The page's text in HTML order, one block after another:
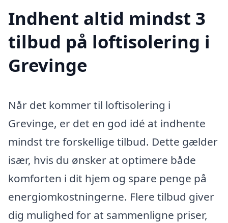
Indhent altid mindst 3
tilbud på loftisolering i
Grevinge
Når det kommer til loftisolering i
Grevinge, er det en god idé at indhente
mindst tre forskellige tilbud. Dette gælder
især, hvis du ønsker at optimere både
komforten i dit hjem og spare penge på
energiomkostningerne. Flere tilbud giver
dig mulighed for at sammenligne priser,